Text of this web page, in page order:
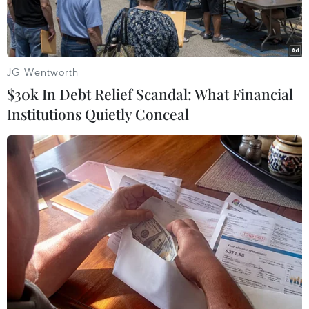
Ảnh minh họa. (Nguồn: Xinhua)
Camera tại một địa điểm bảo tồn các loài động
vật hoang dã đã vô tình ghi hình được cảnh một
con voi châu Á hoang dã "trò chuyện" và được
một đồng loại của mình bị nuôi nhốt chia sẻ
thức ăn.
Thời điểm ghi hình là rạng sáng 6/3 tại Trung
tâm Nhân giống và Cứu hộ voi châu Á ở thành
JG Wentworth
$30k In Debt Relief Scandal: What Financial
Institutions Quietly Conceal